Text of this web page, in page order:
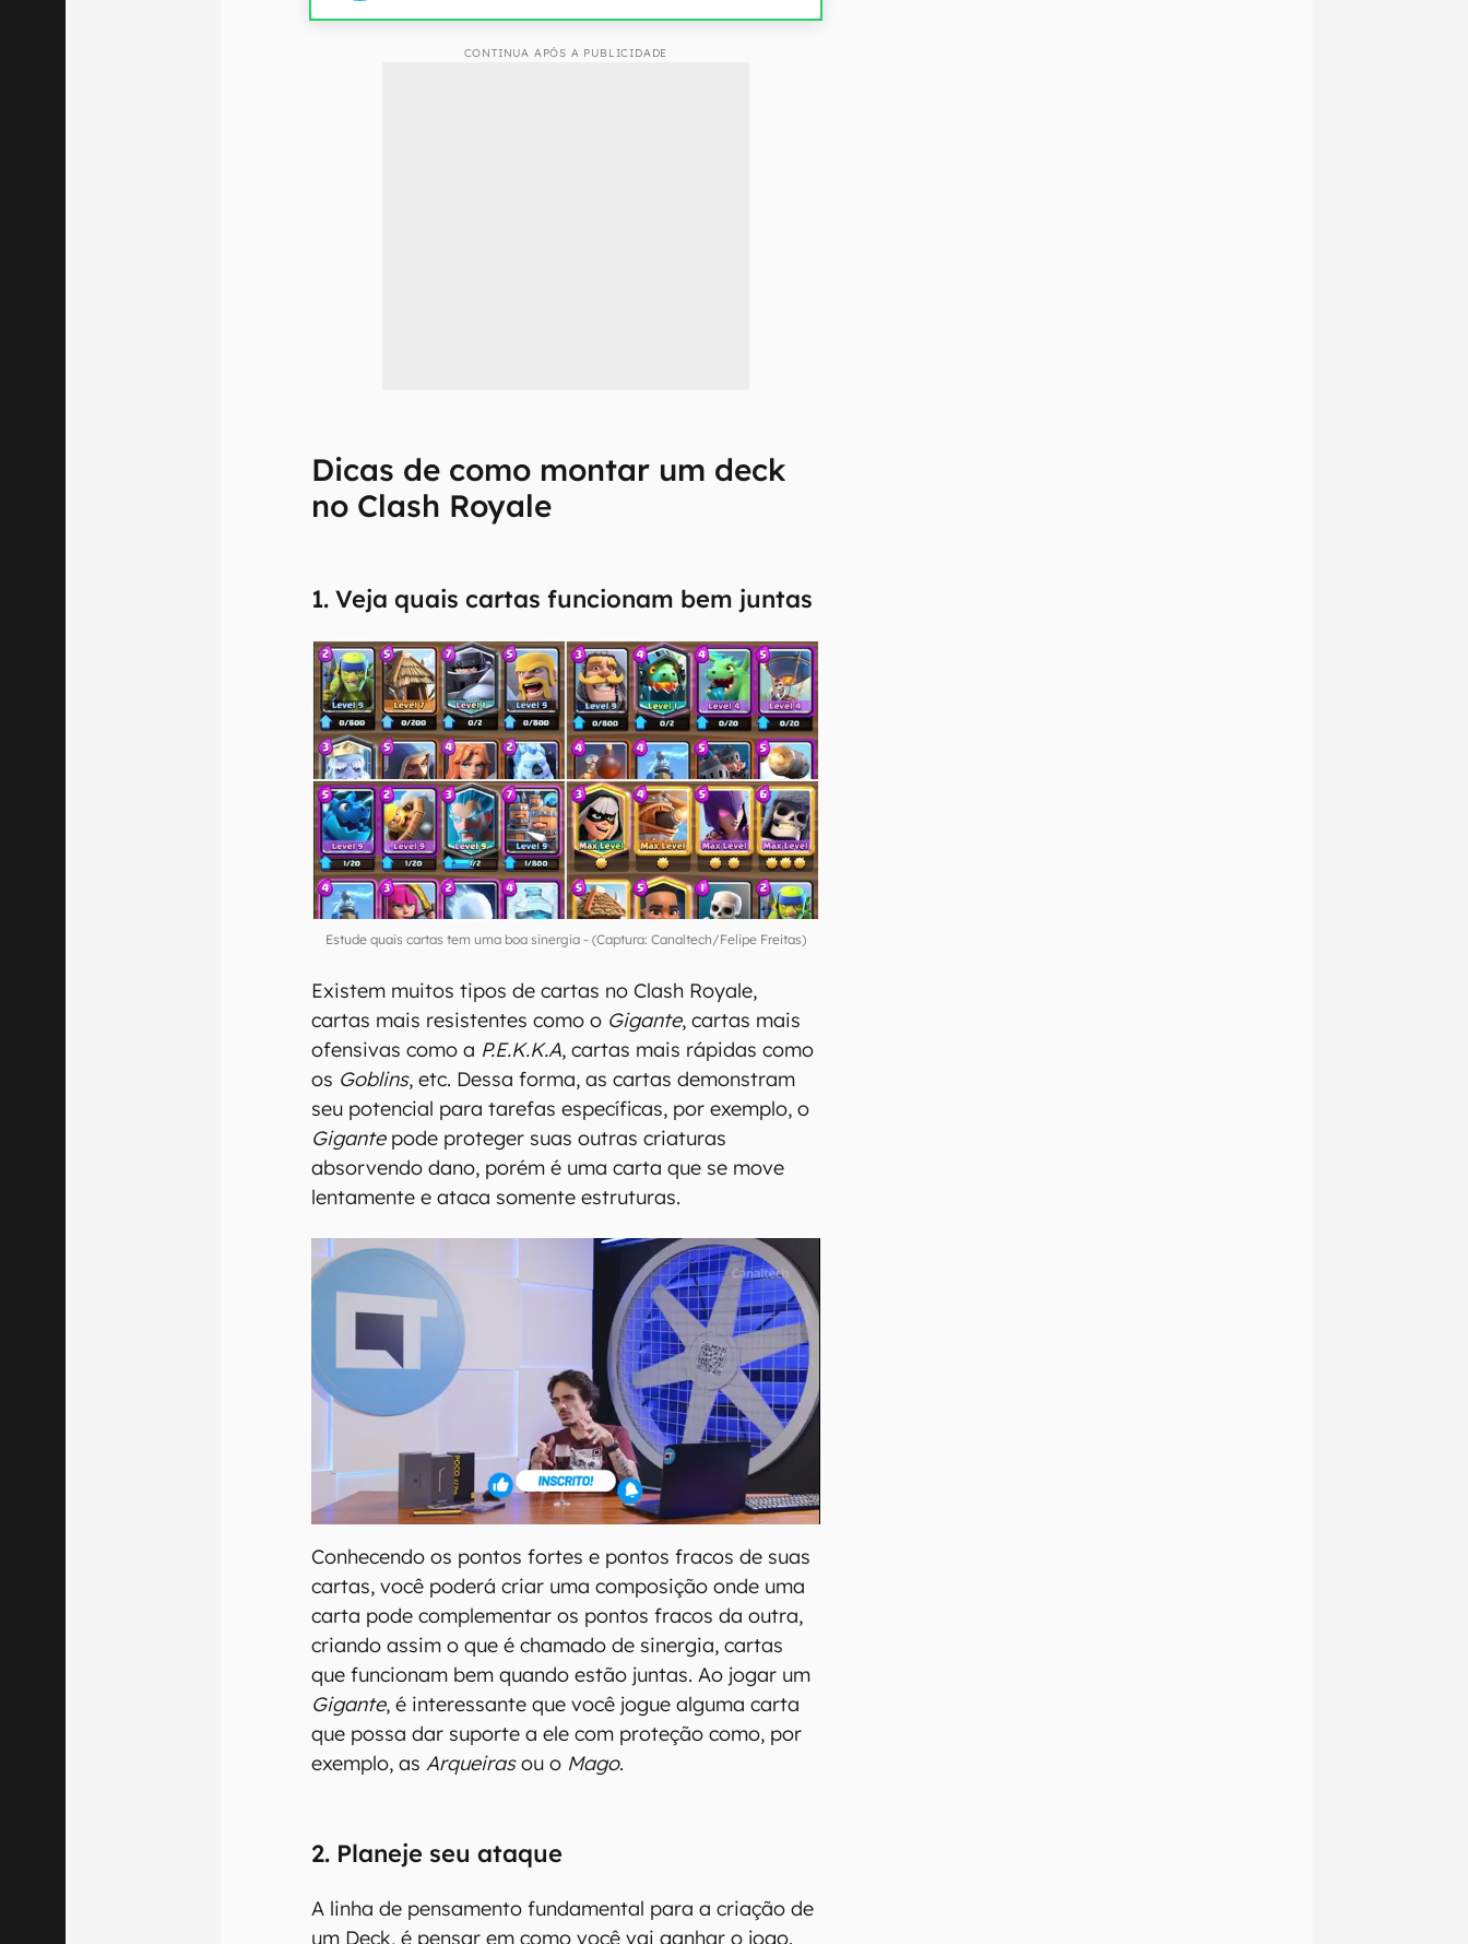
CONTINUA APÓS A PUBLICIDADE
Dicas de como montar um deck
no Clash Royale
1. Veja quais cartas funcionam bem juntas
Estude quais cartas tem uma boa sinergia - (Captura: Canaltech/Felipe Freitas)
Existem muitos tipos de cartas no Clash Royale,
cartas mais resistentes como o Gigante, cartas mais
ofensivas como a P.E.K.K.A, cartas mais rápidas como
os Goblins, etc. Dessa forma, as cartas demonstram
seu potencial para tarefas específicas, por exemplo, o
Gigantepode proteger suas outras criaturas
absorvendo dano, porém é uma carta que se move
lentamente e ataca somente estruturas.
Conhecendo os pontos fortes e pontos fracos de suas
cartas, você poderá criar uma composição onde uma
carta pode complementar os pontos fracos da outra,
criando assim o que é chamado de sinergia, cartas
que funcionam bem quando estão juntas. Ao jogar um
Gigante, é interessante que você jogue alguma carta
que possa dar suporte a ele com proteção como, por
exemplo, asArqueirasou o Mago.
2. Planeje seu ataque
A linha de pensamento fundamental para a criação de
um Deck, é pensar em como você vai ganhar o jogo.